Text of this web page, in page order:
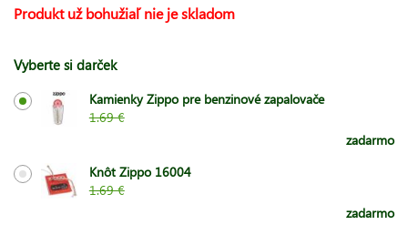
Produkt už bohužiaľ nie je skladom
Vyberte si darček
Kamienky Zippo pre benzinové zapalovače
1.69 €
zadarmo
Knôt Zippo 16004
1.69 €
zadarmo